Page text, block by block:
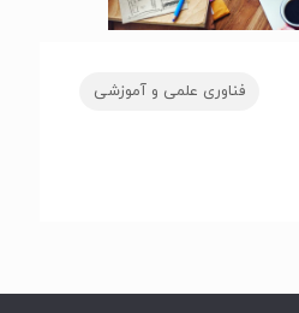
فناوری علمی و آموزشی